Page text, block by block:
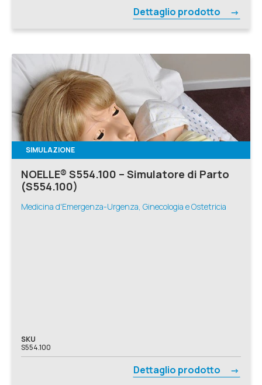
Dettaglio prodotto
SIMULAZIONE
NOELLE® S554.100 – Simulatore di Parto
(S554.100)
Medicina d'Emergenza-Urgenza, Ginecologia e Ostetricia
SKU
S554.100
Dettaglio prodotto